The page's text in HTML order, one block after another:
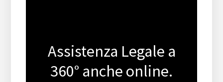
Assistenza Legale a
360° anche online.